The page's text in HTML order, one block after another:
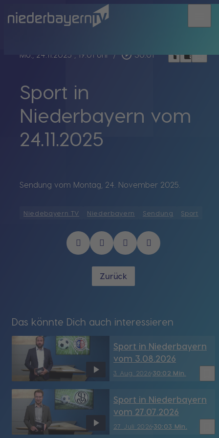
Mo., 24.11.2025 , 19:01 Uhr / play_circle_outline 30:01 headphoneschrome_reader_modebookmark_border
Sport in
Niederbayern vom
24.11.2025
Sendung vom Montag, 24. November 2025.
Niedebayern TV Niederbayern Sendung Sport
Zurück
Das könnte Dich auch interessieren
3. Aug. 202630:02 Min.
Sport in Niederbayern
vom 3.08.2026
27. Juli 202630:03 Min.
Sport in Niederbayern
vom 27.07.2026